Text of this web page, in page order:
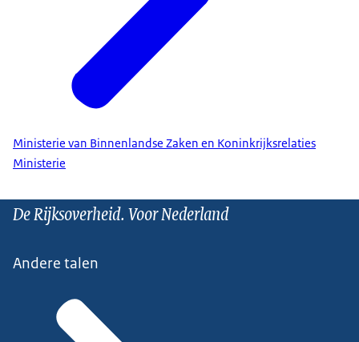
Ministerie van Binnenlandse Zaken en Koninkrijksrelaties
Ministerie
De Rijksoverheid. Voor Nederland
Andere talen